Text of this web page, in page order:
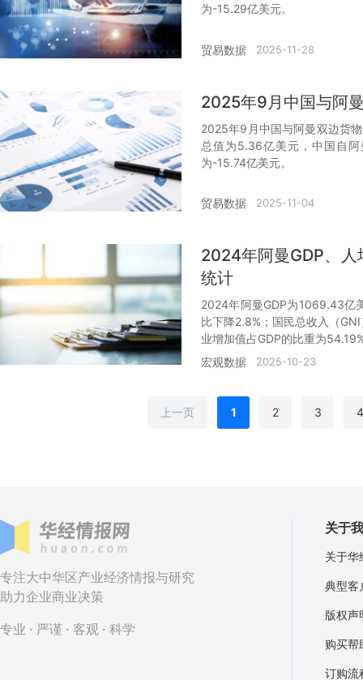
为-15.29亿美元。
贸易数据 2025-11-28
2025年9月中国与阿
2025年9月中国与阿曼双边货
总值为5.36亿美元，中国自
为-15.74亿美元。
贸易数据 2025-11-04
2024年阿曼GDP、人
统计
2024年阿曼GDP为1069.43亿
比下降2.8%；国民总收入（
业增加值占GDP的比重为
宏观数据
2025-10-23
上一页 1 2 3 4
专注大中华区产业经济情报与研究
助力企业商业决策
专业 · 严谨 · 客观 · 科学
关于
关于华
典型客
版权声
购买帮
订购流